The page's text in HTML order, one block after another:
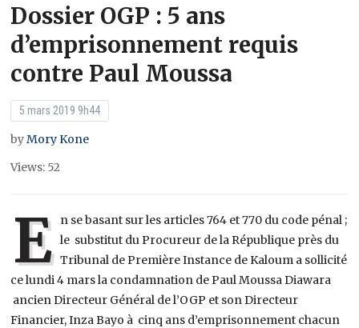
Dossier OGP : 5 ans
d’emprisonnement requis
contre Paul Moussa
5 mars 2019 9h44
byMory Kone
Views: 52
E n se basant sur les articles 764 et 770 du code pénal ;
le substitut du Procureur de la République près du
Tribunal de Première Instance de Kaloum a sollicité
ce lundi 4 mars la condamnation de Paul Moussa Diawara
ancien Directeur Général de l’OGP et son Directeur
Financier, Inza Bayo à cinq ans d’emprisonnement chacun